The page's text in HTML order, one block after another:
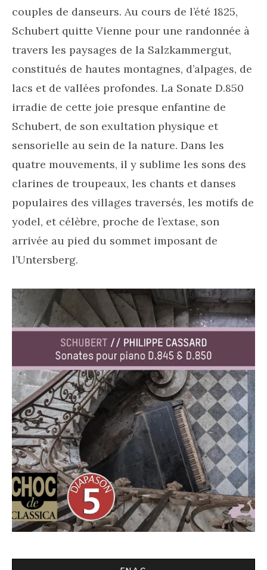
couples de danseurs. Au cours de l’été 1825,
Schubert quitte Vienne pour une randonnée à
travers les paysages de la Salzkammergut,
constitués de hautes montagnes, d’alpages, de
lacs et de vallées profondes. La Sonate D.850
irradie de cette joie presque enfantine de
Schubert, de son exultation physique et
sensorielle au sein de la nature. Dans les
quatre mouvements, il y sublime les sons des
clarines de troupeaux, les chants et danses
populaires des villages traversés, les motifs de
yodel, et célèbre, proche de l’extase, son
arrivée au pied du sommet imposant de
l’Untersberg.